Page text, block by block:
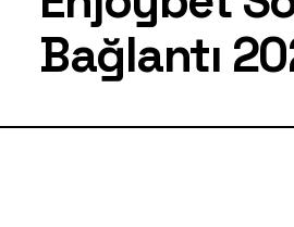
Bağlantı